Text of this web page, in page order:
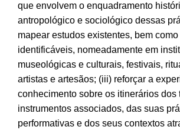
que envolvem o enquadramento
antropológico e sociológico dessas
mapear estudos existentes, bem
identificáveis, nomeadamente em
museológicas e culturais, festivais,
artistas e artesãos; (iii) reforçar a
conhecimento sobre os itinerários dos
instrumentos associados, das suas
performativas e dos seus contextos